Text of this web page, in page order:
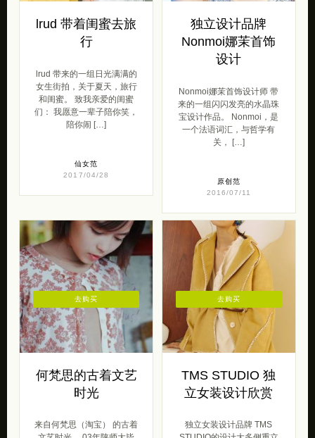
lrud 带着闺蜜去旅
行
lrud 带来的一组日光满满的
女生街拍，关于夏天，旅行
和闺蜜。 致我亲爱的闺蜜
们： 我愿意一辈子陪你笑，
陪你闹 […]
仙女范
2017/04/28
独立设计品牌
Nonmoi娜茉首饰
设计
Nonmoi娜茉首饰设计师 带
来的一组闪闪发亮的水晶珠
宝设计作品。 Nonmoi，是
一个法语词汇，与哲学有
关， […]
原创范
2016/07/11
何梵思的古着文艺
时光
来自何梵思（淘宝） 的古着
去购买
TMS STUDIO 独
立女装设计欣赏
独立女装设计品牌 TMS
去购买